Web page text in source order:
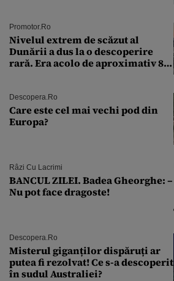
Promotor.ro
Nivelul extrem de scăzut al
Dunării a dus la o descoperire
rară. Era acolo de aproximativ 80
Descopera.ro
Care este cel mai vechi pod din
Europa?
Râzi Cu Lacrimi
BANCUL ZILEI. Badea Gheorghe: –
Nu pot face dragoste!
Descopera.ro
Misterul giganților dispăruți ar
putea fi rezolvat! Ce s-a descoperit
în sudul Australiei?